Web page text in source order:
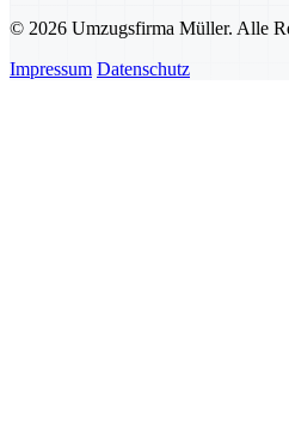
© 2026 Umzugsfirma Müller. Alle
Impressum Datenschutz